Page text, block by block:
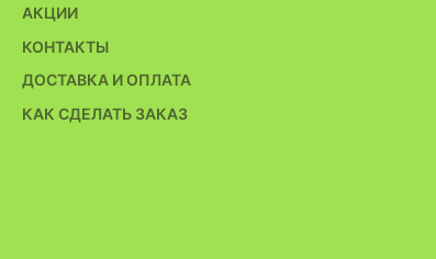
АКЦИИ
КОНТАКТЫ
ДОСТАВКА И ОПЛАТА
КАК СДЕЛАТЬ ЗАКАЗ